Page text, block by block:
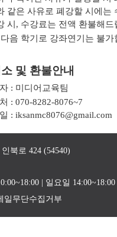
같은 사유로 폐강할 시에는
시, 수강료는 전액 환불해
음 학기로 강좌연기는 불가
및 환불안내
: 미디어교육팀
: 070-8282-8076~7
: iksanmc8076@gmail.com
북로 424 (54540)
| 일요일
일무단수집거부